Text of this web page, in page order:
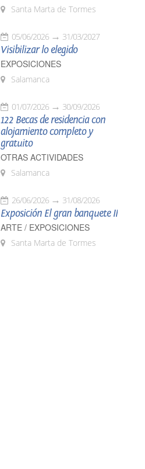
Santa Marta de Tormes
05/06/2026 31/03/2027
Visibilizar lo elegido
EXPOSICIONES
Salamanca
01/07/2026 30/09/2026
122 Becas de residencia con
alojamiento completo y
gratuito
OTRAS ACTIVIDADES
Salamanca
26/06/2026 31/08/2026
Exposición El gran banquete II
ARTE / EXPOSICIONES
Santa Marta de Tormes